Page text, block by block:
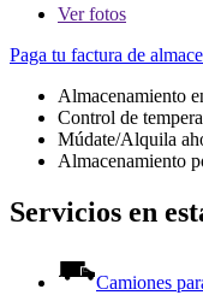
Verfotos
Paga tu factura de
Almacenamiento
Control de
Múdate/Alquila
Almacenamiento
Servicios en
Camiones